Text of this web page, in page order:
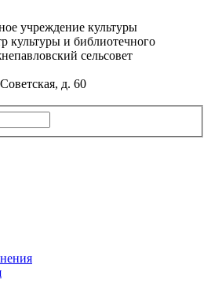
учреждение культуры
культуры и библиотечного
сельсовет
д. 60